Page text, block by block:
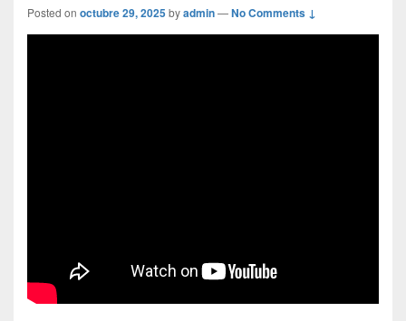
Posted on octubre 29, 2025byadmin—No Comments ↓